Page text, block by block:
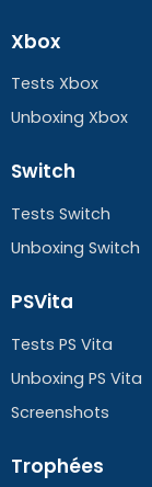
Xbox
Tests Xbox
Unboxing Xbox
Switch
Tests Switch
Unboxing Switch
PSVita
Tests PS Vita
Unboxing PS Vita
Screenshots
Trophées